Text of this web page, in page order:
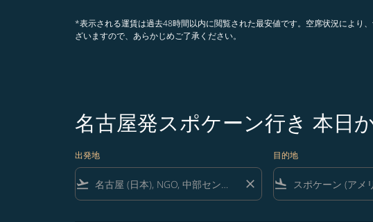
*表示される運賃は過去48時間以内に閲覧された最安値です。空席状況により
ざいますので、あらかじめご了承ください。
名古屋発スポケーン行き 本日
出発地
flight_takeoff close
目的地
flight_land